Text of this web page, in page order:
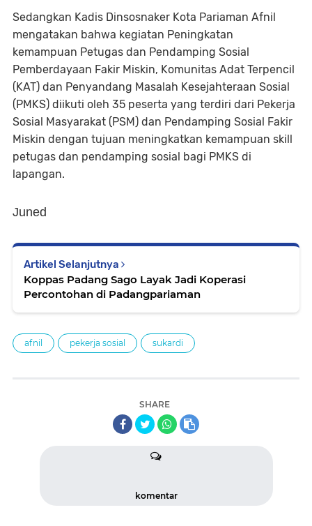
Sedangkan Kadis Dinsosnaker Kota Pariaman Afnil
mengatakan bahwa kegiatan Peningkatan
kemampuan Petugas dan Pendamping Sosial
Pemberdayaan Fakir Miskin, Komunitas Adat Terpencil
(KAT) dan Penyandang Masalah Kesejahteraan Sosial
(PMKS) diikuti oleh 35 peserta yang terdiri dari Pekerja
Sosial Masyarakat (PSM) dan Pendamping Sosial Fakir
Miskin dengan tujuan meningkatkan kemampuan skill
petugas dan pendamping sosial bagi PMKS di
lapangan.
Juned
Artikel Selanjutnya
Koppas Padang Sago Layak Jadi Koperasi
Percontohan di Padangpariaman
afnil pekerja sosial sukardi
SHARE
komentar